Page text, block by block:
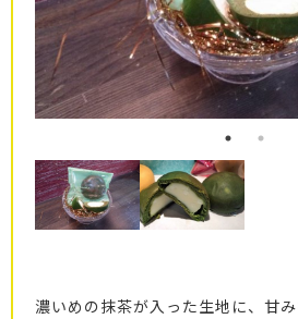
濃いめの抹茶が入った生地に、甘